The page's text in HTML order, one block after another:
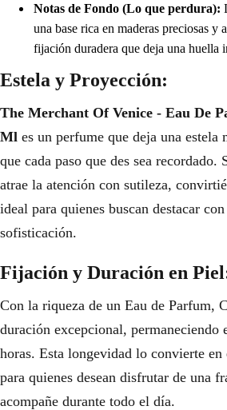
Notas de Fondo (Lo que perdura):
una base rica en maderas preciosas y
fijación duradera que deja una huella
Estela y Proyección:
The Merchant Of Venice - Eau De
Ml es un perfume que deja una estela
que cada paso que des sea recordado.
atrae la atención con sutileza,
ideal para quienes buscan destacar
sofisticación.
Fijación y Duración en
Con la riqueza de un Eau de Parfum,
duración excepcional, permaneciendo
horas. Esta longevidad lo convierte
para quienes desean disfrutar de una
acompañe durante todo el día.